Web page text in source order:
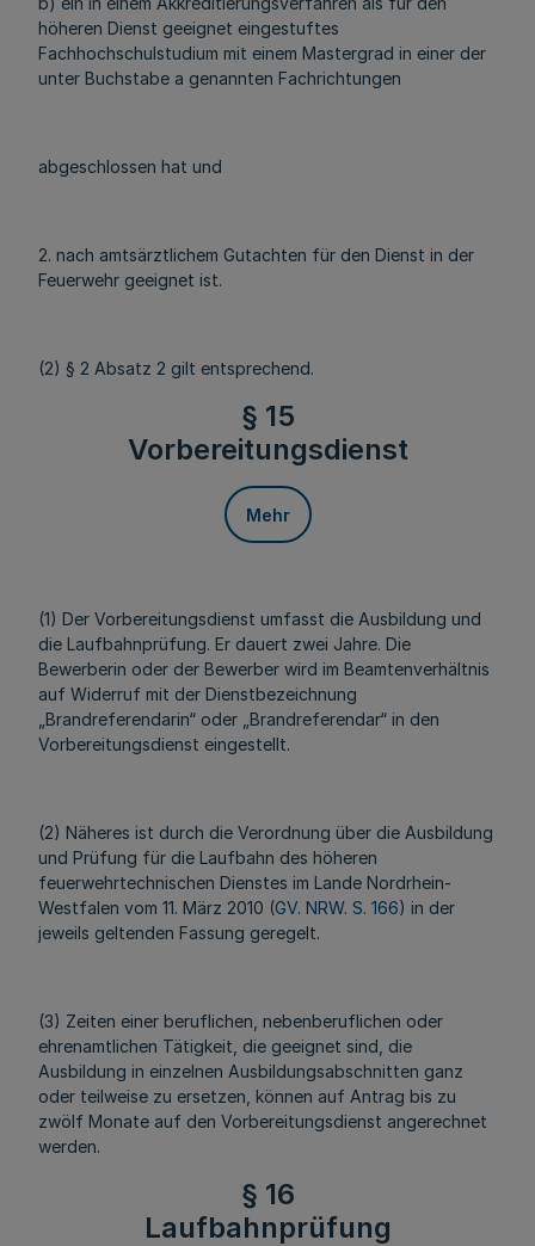
höheren Dienst geeignet eingestuftes
Fachhochschulstudium mit einem Mastergrad in einer der
unter Buchstabe a genannten Fachrichtungen
abgeschlossen hat und
2. nach amtsärztlichem Gutachten für den Dienst in der
Feuerwehr geeignet ist.
(2) § 2 Absatz 2 gilt entsprechend.
§ 15
Vorbereitungsdienst
Mehr
(1) Der Vorbereitungsdienst umfasst die Ausbildung und
die Laufbahnprüfung. Er dauert zwei Jahre. Die
Bewerberin oder der Bewerber wird im Beamtenverhältnis
auf Widerruf mit der Dienstbezeichnung
„Brandreferendarin“ oder „Brandreferendar“ in den
Vorbereitungsdienst eingestellt.
(2) Näheres ist durch die Verordnung über die Ausbildung
und Prüfung für die Laufbahn des höheren
feuerwehrtechnischen Dienstes im Lande Nordrhein-
Westfalen vom 11. März 2010 (GV. NRW. S. 166) in der
jeweils geltenden Fassung geregelt.
(3) Zeiten einer beruflichen, nebenberuflichen oder
ehrenamtlichen Tätigkeit, die geeignet sind, die
Ausbildung in einzelnen Ausbildungsabschnitten ganz
oder teilweise zu ersetzen, können auf Antrag bis zu
zwölf Monate auf den Vorbereitungsdienst angerechnet
werden.
§ 16
Laufbahnprüfung